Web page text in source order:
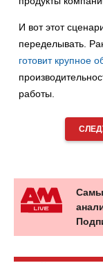
И вот этот
переделывать.
готовит крупное
работы.